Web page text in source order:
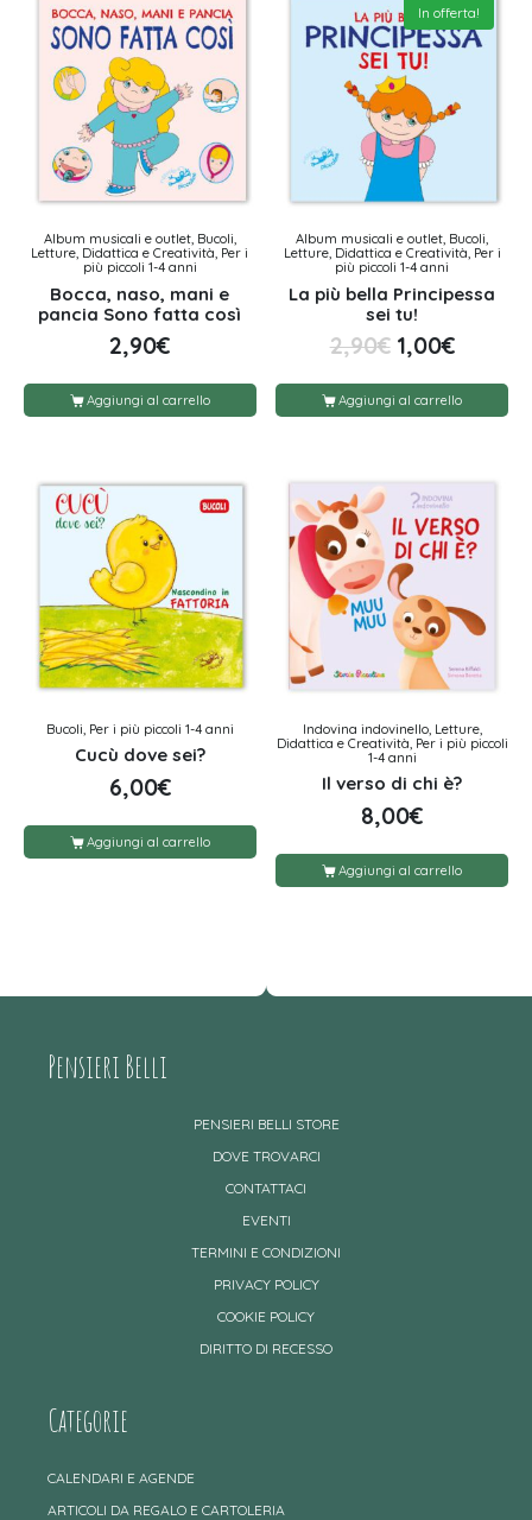
Album musicali e outlet, Bucoli,
Letture, Didattica e Creatività, Per i
più piccoli 1-4 anni
Bocca, naso, mani e
pancia Sono fatta così
2,90€
Aggiungi al carrello
In offerta!
Album musicali e outlet, Bucoli,
Letture, Didattica e Creatività, Per i
più piccoli 1-4 anni
La più bella Principessa
sei tu!
2,90€ 1,00€
Aggiungi al carrello
Bucoli, Per i più piccoli 1-4 anni
Cucù dove sei?
6,00€
Aggiungi al carrello
Indovina indovinello, Letture,
Didattica e Creatività, Per i più piccoli
1-4 anni
Il verso di chi è?
8,00€
Aggiungi al carrello
Pensieri Belli
PENSIERI BELLI STORE
DOVE TROVARCI
CONTATTACI
EVENTI
TERMINI E CONDIZIONI
PRIVACY POLICY
COOKIE POLICY
DIRITTO DI RECESSO
Categorie
CALENDARI E AGENDE
ARTICOLI DA REGALO E CARTOLERIA